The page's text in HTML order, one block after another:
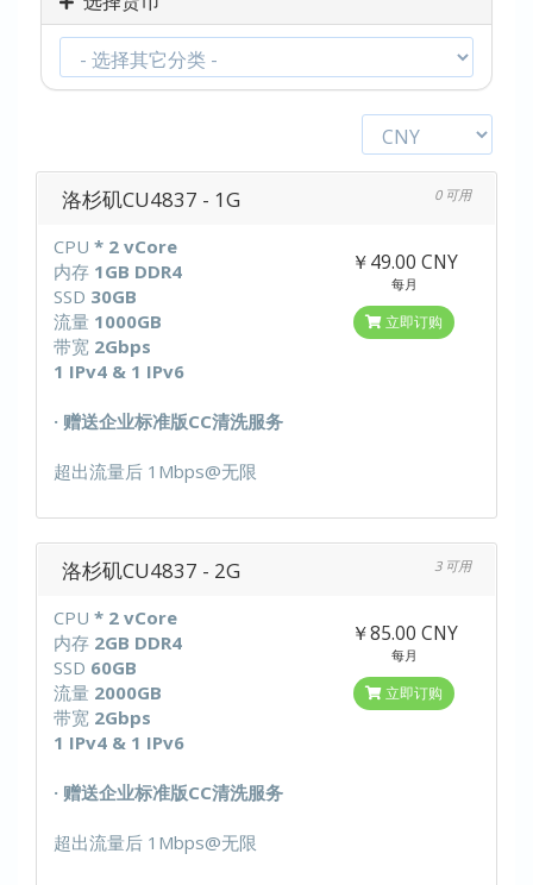
洛杉矶CU4837 - 1G 0 可用
CPU * 2 vCore
内存 1GB DDR4
SSD 30GB
流量 1000GB
带宽 2Gbps
1 IPv4 & 1 IPv6
· 赠送企业标准版CC清洗服务
超出流量后 1Mbps@无限
￥49.00 CNY
每月
立即订购
洛杉矶CU4837 - 2G 3 可用
CPU * 2 vCore
内存 2GB DDR4
SSD 60GB
流量 2000GB
带宽 2Gbps
1 IPv4 & 1 IPv6
· 赠送企业标准版CC清洗服务
超出流量后 1Mbps@无限
￥85.00 CNY
每月
立即订购